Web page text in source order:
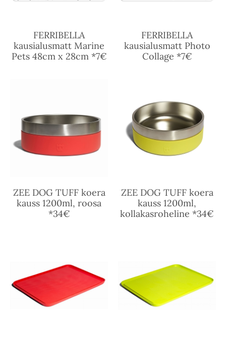
FERRIBELLA
kausialusmatt Marine
Pets 48cm x 28cm *7€
FERRIBELLA
kausialusmatt Photo
Collage *7€
ZEE DOG TUFF koera
kauss 1200ml, roosa
*34€
ZEE DOG TUFF koera
kauss 1200ml,
kollakasroheline *34€